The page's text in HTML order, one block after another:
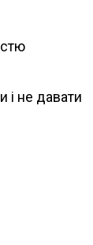
і не давати